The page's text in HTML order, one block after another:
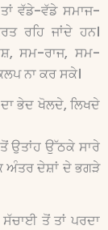
ਵੱਡੇ-ਵੱਡੇ ਸਮਾਜ-
ਰਹਿ ਜਾਂਦੇ ਹਨ।
ਸਮ-ਰਾਜ, ਸਮ-
ਨਾ ਕਰ ਸਕੇ।
ਭੇਦ ਖੋਲਦੇ, ਲਿਖਦੇ
ਉਤਾਂਹ ਉੱਠਕੇ ਸਾਰੇ
ਅੰਤਰ ਦੇਸ਼ਾਂ ਦੇ ਭਗੜੇ
ਤੋਂ ਤਾਂ ਪਰਦਾ